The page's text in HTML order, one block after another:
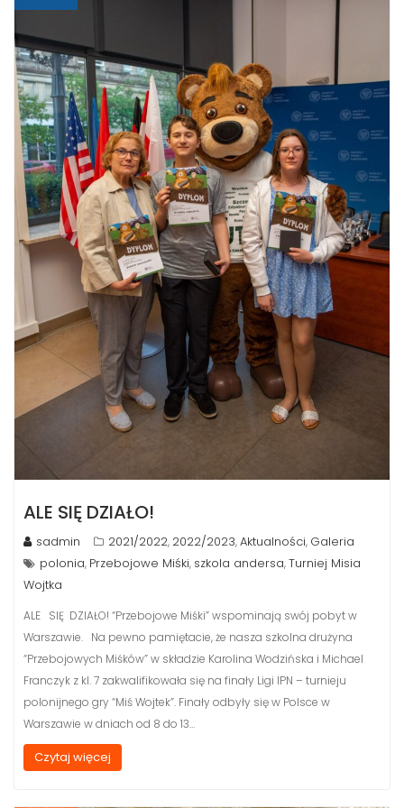
ALE SIĘ DZIAŁO!
sadmin 2021/2022, 2022/2023,Aktualności, Galeria
polonia, Przebojowe Miśki, szkola andersa,Turniej Misia
Wojtka
ALE SIĘ DZIAŁO! “Przebojowe Miśki” wspominają swój pobyt w
Warszawie. Na pewno pamiętacie, że nasza szkolna drużyna
“Przebojowych Miśków” w składzie Karolina Wodzińska i Michael
Franczyk z kl. 7 zakwalifikowała się na finały Ligi IPN – turnieju
polonijnego gry “Miś Wojtek”. Finały odbyły się w Polsce w
Warszawie w dniach od 8 do 13…
Czytaj więcej